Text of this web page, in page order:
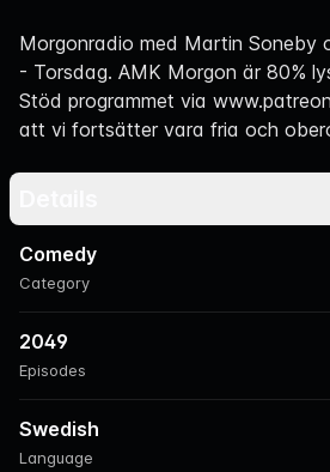
Navigation
Morgonradio med Martin Soneby
- Torsdag. AMK Morgon är 80%
Stöd programmet via
att vi fortsätter vara fria och
Category
Comedy
Episodes
2049
Language
Swedish